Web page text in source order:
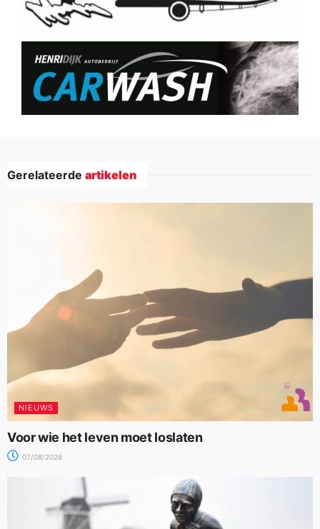
Gerelateerde artikelen
NIEUWS
Voor wie het leven moet loslaten
07/08/2026